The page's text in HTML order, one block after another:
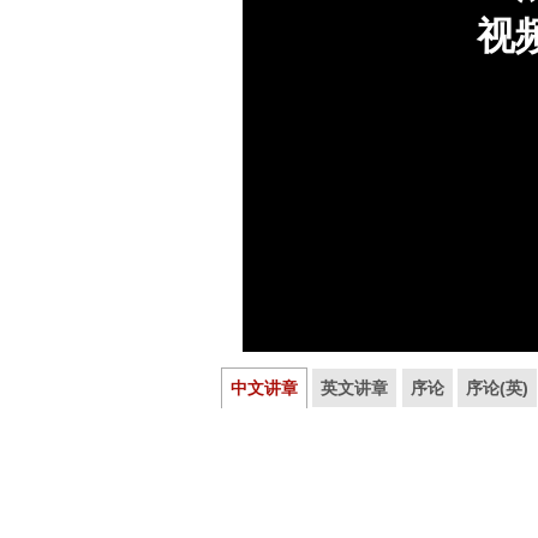
中文讲章 英文讲章 序论 序论(英)